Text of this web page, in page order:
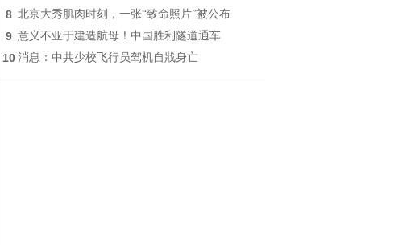
8 北京大秀肌肉时刻，一张“致命照片”被公布
9 意义不亚于建造航母！中国胜利隧道通车
10 消息：中共少校飞行员驾机自戕身亡